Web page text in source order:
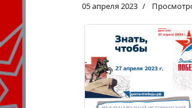
05 апреля 2023